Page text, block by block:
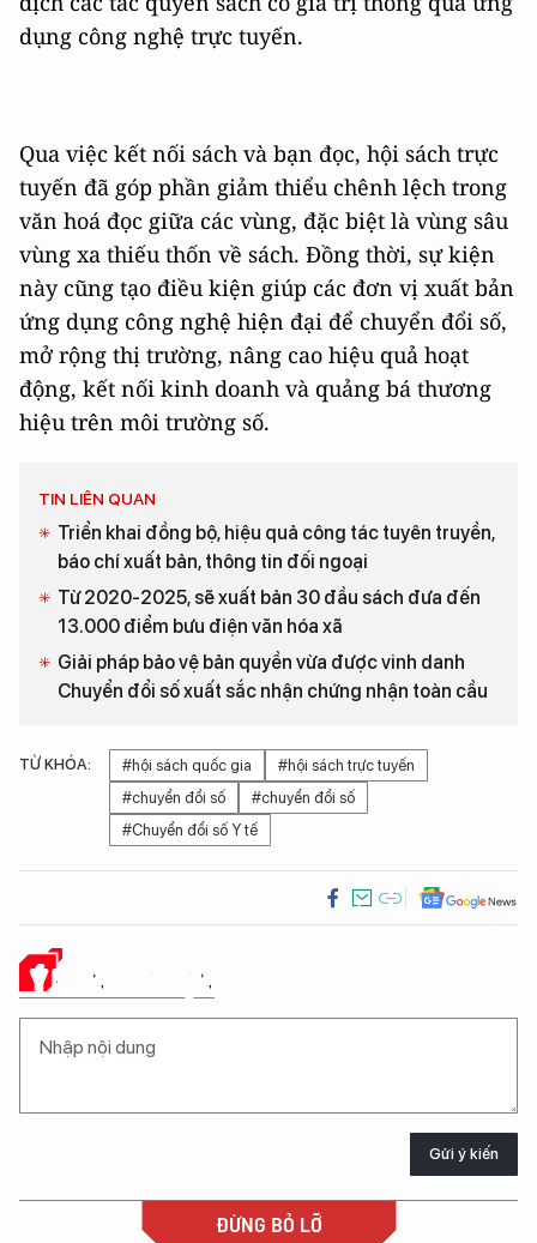
dụng công nghệ trực tuyến.
Qua việc kết nối sách và bạn đọc, hội sách trực
tuyến đã góp phần giảm thiểu chênh lệch trong
văn hoá đọc giữa các vùng, đặc biệt là vùng sâu
vùng xa thiếu thốn về sách. Đồng thời, sự kiện
này cũng tạo điều kiện giúp các đơn vị xuất bản
ứng dụng công nghệ hiện đại để chuyển đổi số,
mở rộng thị trường, nâng cao hiệu quả hoạt
động, kết nối kinh doanh và quảng bá thương
hiệu trên môi trường số.
TIN LIÊN QUAN
Triển khai đồng bộ, hiệu quả công tác tuyên truyền,
báo chí xuất bản, thông tin đối ngoại
Từ 2020-2025, sẽ xuất bản 30 đầu sách đưa đến
13.000 điểm bưu điện văn hóa xã
Giải pháp bảo vệ bản quyền vừa được vinh danh
Chuyển đổi số xuất sắc nhận chứng nhận toàn cầu
TỪ KHÓA: #hội sách quốc gia
#hội sách trực tuyến
#chuyển đổi số
#chuyển đổi số
#Chuyển đổi số Y tế
Ý KIẾN CỦA BẠN
Gửi ý kiến
ĐỪNG BỎ LỠ